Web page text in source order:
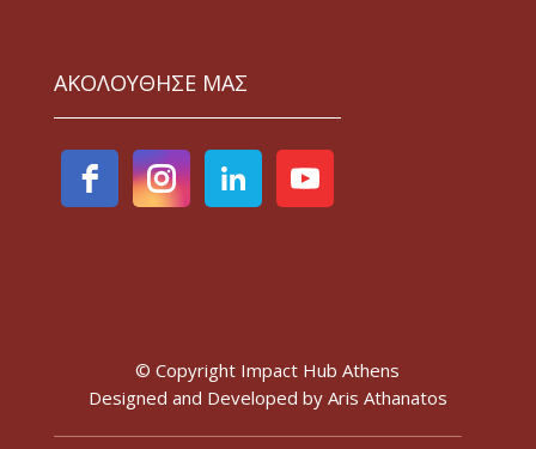
ΑΚΟΛΟΥΘΗΣΕ ΜΑΣ
© Copyright Impact Hub Athens
Designed and Developed by Aris Athanatos